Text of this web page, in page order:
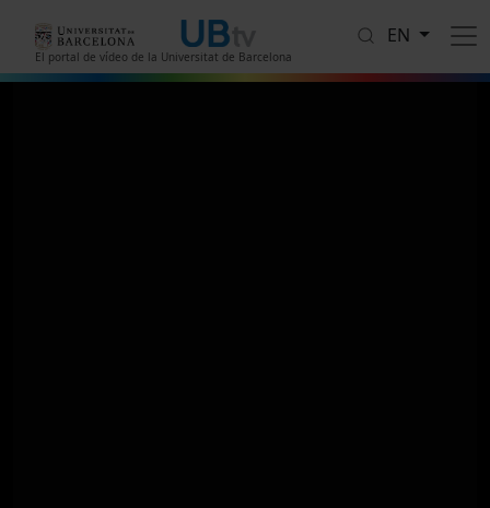
El portal de vídeo de la Universitat de Barcelona
EN